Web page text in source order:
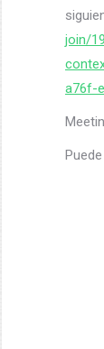
join/
a76f-